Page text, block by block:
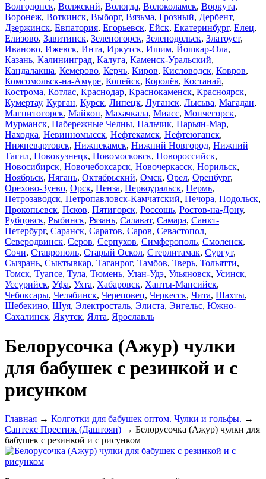
Волгодонск, Волжский, Вологда, Волоколамск, Воркута,
Воронеж, Воткинск, Выборг, Вязьма, Грозный, Дербент,
Дзержинск, Евпатория, Егорьевск, Ейск, Екатеринбург, Елец,
Елизово, Завитинск, Зеленогорск, Зеленодольск, Златоуст,
Иваново, Ижевск, Инта, Иркутск, Ишим, Йошкар-Ола,
Казань, Калининград, Калуга, Каменск-Уральский,
Кандалакша, Кемерово, Керчь, Киров, Кисловодск, Ковров,
Комсомольск-на-Амуре, Копейск, Королёв, Костанай,
Кострома, Котлас, Краснодар, Краснокаменск, Красноярск,
Кумертау, Курган, Курск, Липецк, Луганск, Лысьва, Магадан,
Магнитогорск, Майкоп, Махачкала, Миасс, Мончегорск,
Мурманск, Набережные Челны, Нальчик, Нарьян-Мар,
Находка, Невинномысск, Нефтекамск, Нефтеюганск,
Нижневартовск, Нижнекамск, Нижний Новгород, Нижний
Тагил, Новокузнецк, Новомосковск, Новороссийск,
Новосибирск, Новочебоксарск, Новочеркасск, Норильск,
Ноябрьск, Нягань, Октябрьский, Омск, Орел, Оренбург,
Орехово-Зуево, Орск, Пенза, Первоуральск, Пермь,
Петрозаводск, Петропавловск-Камчатский, Печора, Подольск,
Прокопьевск, Псков, Пятигорск, Россошь, Ростов-на-Дону,
Рубцовск, Рыбинск, Рязань, Салават, Самара, Санкт-
Петербург, Саранск, Саратов, Саров, Севастопол,
Северодвинск, Серов, Серпухов, Симферополь, Смоленск,
Сочи, Ставрополь, Старый Оскол, Стерлитамак, Сургут,
Сызрань, Сыктывкар, Таганрог, Тамбов, Тверь, Тольятти,
Томск, Туапсе, Тула, Тюмень, Улан-Удэ, Ульяновск, Усинск,
Уссурийск, Уфа, Ухта, Хабаровск, Ханты-Мансийск,
Чебоксары, Челябинск, Череповец, Черкесск, Чита, Шахты,
Шебекино, Шуя, Электросталь, Элиста, Энгельс, Южно-
Сахалинск, Якутск, Ялта, Ярославль
Белорусочка (Ажур) чулки
для бабушек с резинкой и с
рисунком
Главная → Колготки для бабушек оптом. Чулки и гольфы. →
Сантекс Престиж (Даштоян) → Белорусочка (Ажур) чулки для
бабушек с резинкой и с рисунком